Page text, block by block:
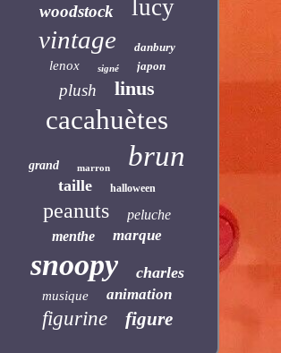
woodstock lucy
vintage danbury
lenox signé japon
plush linus
cacahuètes
grand marron brun
taille halloween
peanuts
peluche
menthe
marque
snoopy charles
musique animation
figurine figure